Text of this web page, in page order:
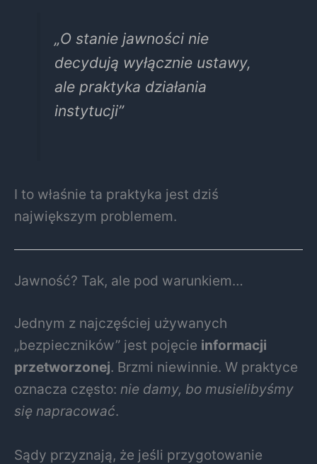
„O stanie jawności nie
decydują wyłącznie ustawy,
ale praktyka działania
instytucji”
I to właśnie ta praktyka jest dziś
największym problemem.
Jawność? Tak, ale pod warunkiem…
Jednym z najczęściej używanych
„bezpieczników” jest pojęcie informacji
przetworzonej. Brzmi niewinnie. W praktyce
oznacza często: nie damy, bo musielibyśmy
się napracować.
Sądy przyznają, że jeśli przygotowanie